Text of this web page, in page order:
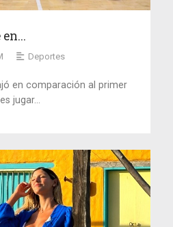
Deportes
en comparación al primer
jugar...